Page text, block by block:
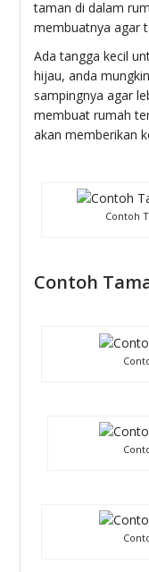
taman di dalam
membuatnya agar
Ada tangga kecil
hijau, anda
sampingnya agar
membuat rumah
akan memberikan
Contoh
Contoh